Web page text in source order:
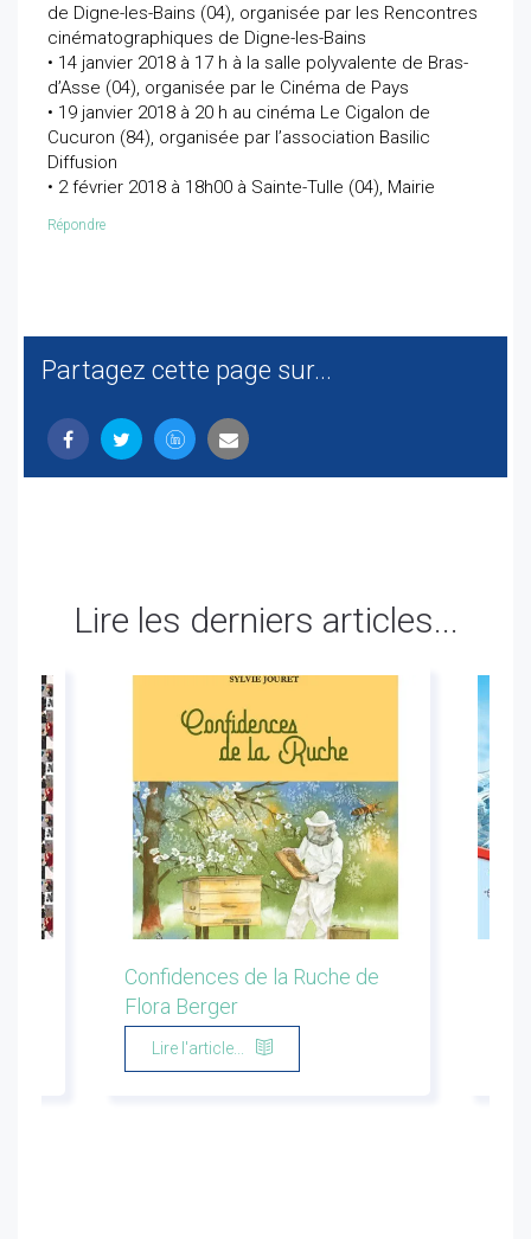
de Digne-les-Bains (04), organisée par les Rencontres
cinématographiques de Digne-les-Bains
• 14 janvier 2018 à 17 h à la salle polyvalente de Bras-
d’Asse (04), organisée par le Cinéma de Pays
• 19 janvier 2018 à 20 h au cinéma Le Cigalon de
Cucuron (84), organisée par l’association Basilic
Diffusion
• 2 février 2018 à 18h00 à Sainte-Tulle (04), Mairie
Répondre
Partagez cette page sur...
Lire les derniers articles...
Confidences de la Ruche de
Flora Berger
Lire l'article...